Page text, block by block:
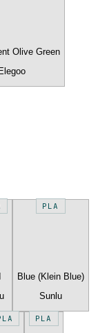
Olive Green
Elegoo
PLA
Blue (Klein Blue)
Sunlu
PLA